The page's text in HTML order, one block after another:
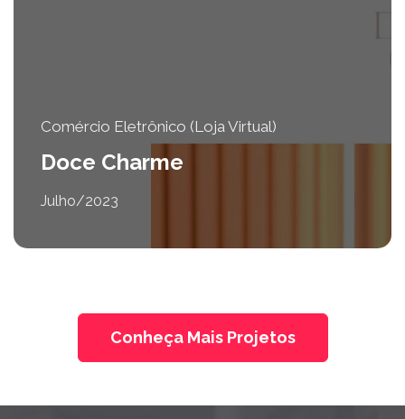
Comércio Eletrônico (Loja Virtual)
Doce Charme
Julho/2023
Conheça Mais Projetos